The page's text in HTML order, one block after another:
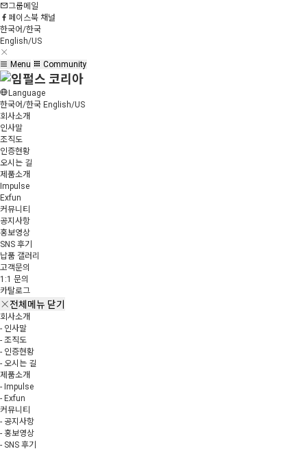
그룹메일
페이스북 채널
한국어/한국
English/US
Menu Community
Language
한국어/한국 English/US
회사소개
인사말
조직도
인증현황
오시는 길
제품소개
Impulse
Exfun
커뮤니티
공지사항
홍보영상
SNS 후기
납품 갤러리
고객문의
1:1 문의
카탈로그
전체메뉴 닫기
회사소개
- 인사말
- 조직도
- 인증현황
- 오시는 길
제품소개
- Impulse
- Exfun
커뮤니티
- 공지사항
- 홍보영상
- SNS 후기